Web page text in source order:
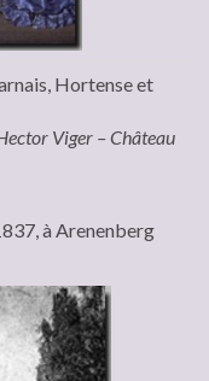
Hortense et
Viger – Château
à Arenenberg